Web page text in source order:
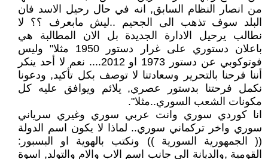
من انصار النظام السابق, انه في حال رحيل الاسد فان
البلد سوف تذهب الى الجحيم ..ليش مابعرف ؟؟ لا
نطالب يرحيل الادارة الجديدة بل الان المطالبة هي
باعلان دستوري على غرار دستور 1950 مثلا" وليس
فوتوكوبي عن دستور 1973 او 2012.... نعم لا أحد ينكر
أننا فرحنا بالتحرير وسعادتنا لا توصف بكل تأكيد, ودعونا
نكمل فرحتنا بدستور عصري, يلائم ويوافق عليه كل
مكونات الشعب السوري..مثلا".
انا كوردي سوري وانت عربي سوري وغيري سرياني
سوري واخر تركماني سوري.. لماذا لا يكون اسم الدولة
(( الجمهورية السورية )) ونكتب بالهوية او البسبور:
القومية ,والديانة الى جانب اسم الاب والام والتولد, اسوة